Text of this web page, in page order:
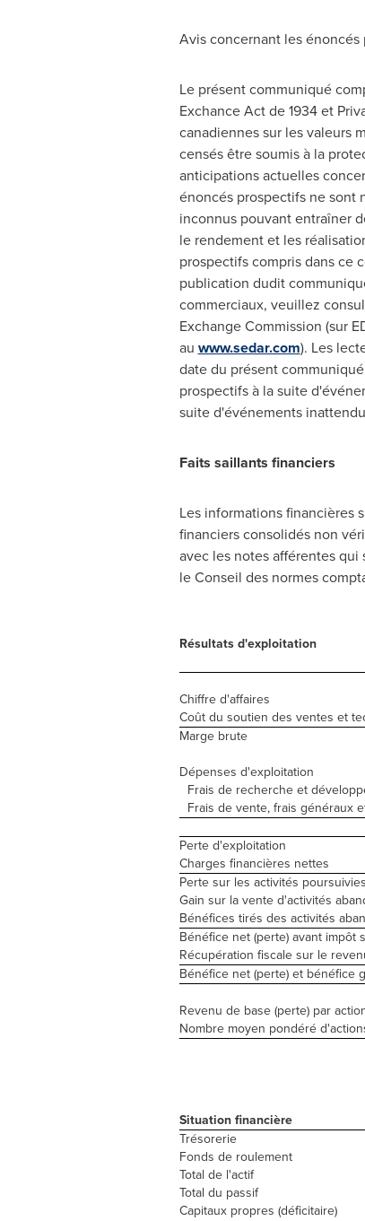
Avis concernant les énoncés
Le présent communiqué
Exchance Act de 1934 et
canadiennes sur les valeurs
censés être soumis à la
anticipations actuelles
énoncés prospectifs ne sont
inconnus pouvant entraîner
le rendement et les
prospectifs compris dans ce
publication dudit
commerciaux, veuillez
Exchange Commission (sur
au www.sedar.com). Les
date du présent
prospectifs à la suite
suite d'événements
Faits saillants financiers
Les informations financières
financiers consolidés non
avec les notes afférentes
le Conseil des normes
Résultats d'exploitation
Chiffre d'affaires
Coût du soutien des ventes et
Marge brute
Dépenses d'exploitation
Frais de recherche et
Frais de vente, frais généraux
Perte d'exploitation
Charges financières nettes
Perte sur les activités poursuivies
Gain sur la vente d'activités
Bénéfices tirés des activités
Bénéfice net (perte) avant impôt
Récupération fiscale sur le
Bénéfice net (perte) et bénéfice
Revenu de base (perte) par
Nombre moyen pondéré
Situation financière
Trésorerie
Fonds de roulement
Total de l'actif
Total du passif
Capitaux propres (déficitaire)